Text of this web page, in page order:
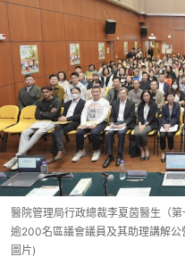
醫院管理局行政總裁李夏茵醫生（
逾200名區議會議員及其助理講解
圖片)